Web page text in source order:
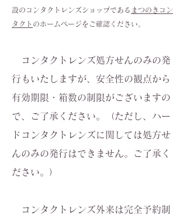
設のコンタクトレンズショップである まつのきコン
タクト のホームページをご確認ください。
コンタクトレンズ処方せんのみの発
行もいたしますが、安全性の観点から
有効期限・箱数の制限がございますの
で、ご了承ください。（ただし、ハー
ドコンタクトレンズに関しては処方せ
んのみの発行はできません。ご了承く
ださい。）
コンタクトレンズ外来は完全予約制